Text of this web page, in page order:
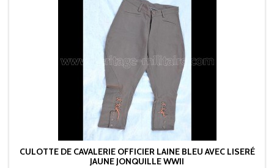
CULOTTE DE CAVALERIE OFFICIER LAINE BLEU AVEC LISERÉ
JAUNE JONQUILLE WWII